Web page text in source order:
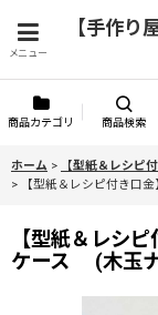
メニュー
【手作り
商品カテゴリ 商品検索
ホーム > 【型紙＆レシピ
>
【型紙＆レシピ付き口
【型紙＆レシ
ケース (木玉ナ